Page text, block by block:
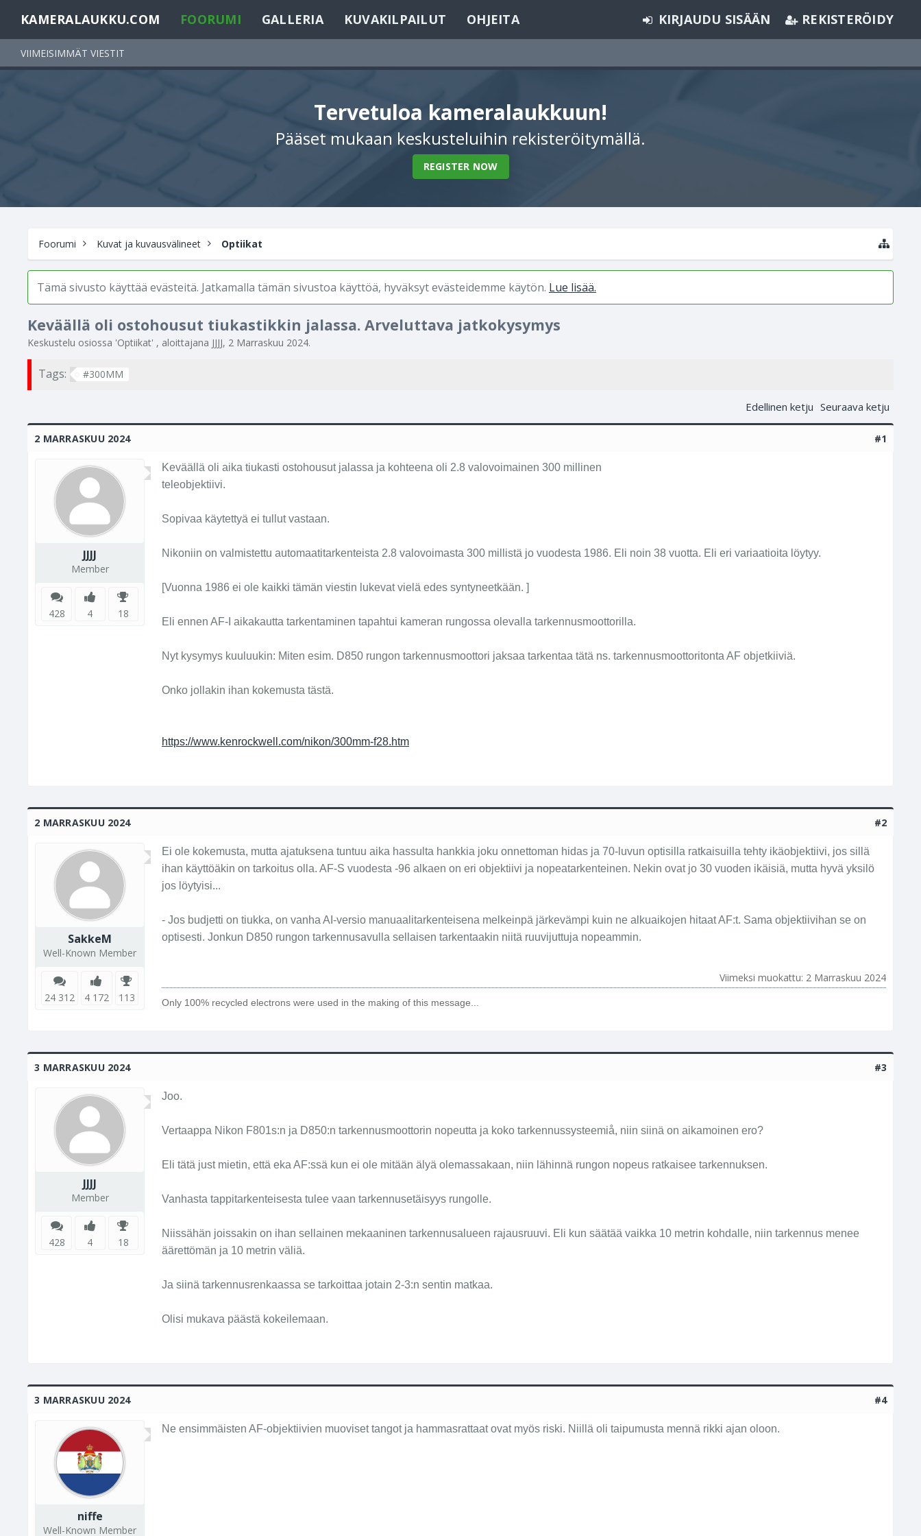
KAMERALAUKKU.COM FOORUMI
VIIMEISIMMÄT VIESTIT
GALLERIA KUVAKILPAILUT OHJEITA KIRJAUDU SISÄÄN REKISTERÖIDY
Tervetuloa kameralaukkuun!
Pääset mukaan keskusteluihin rekisteröitymällä.
REGISTER NOW
Foorumi Kuvat ja kuvausvälineet Optiikat
Tämä sivusto käyttää evästeitä. Jatkamalla tämän sivustoa käyttöä, hyväksyt evästeidemme käytön. Lue lisää.
Keväällä oli ostohousut tiukastikkin jalassa. Arveluttava jatkokysymys
Keskustelu osiossa 'Optiikat' , aloittajana JJJJ, 2 Marraskuu 2024.
Tags: #300MM
Edellinen ketju Seuraava ketju
2 MARRASKUU 2024 #1
JJJJ
Member
428 4 18
Keväällä oli aika tiukasti ostohousut jalassa ja kohteena oli 2.8 valovoimainen 300 millinen
teleobjektiivi.
Sopivaa käytettyä ei tullut vastaan.
Nikoniin on valmistettu automaatitarkenteista 2.8 valovoimasta 300 millistä jo vuodesta 1986. Eli noin 38 vuotta. Eli eri variaatioita löytyy.
[Vuonna 1986 ei ole kaikki tämän viestin lukevat vielä edes syntyneetkään. ]
Eli ennen AF-I aikakautta tarkentaminen tapahtui kameran rungossa olevalla tarkennusmoottorilla.
Nyt kysymys kuuluukin: Miten esim. D850 rungon tarkennusmoottori jaksaa tarkentaa tätä ns. tarkennusmoottoritonta AF objetkiiviä.
Onko jollakin ihan kokemusta tästä.
https://www.kenrockwell.com/nikon/300mm-f28.htm
2 MARRASKUU 2024 #2
SakkeM
Well-Known Member
24 312 4 172 113
Ei ole kokemusta, mutta ajatuksena tuntuu aika hassulta hankkia joku onnettoman hidas ja 70-luvun optisilla ratkaisuilla tehty ikäobjektiivi, jos sillä
ihan käyttöäkin on tarkoitus olla. AF-S vuodesta -96 alkaen on eri objektiivi ja nopeatarkenteinen. Nekin ovat jo 30 vuoden ikäisiä, mutta hyvä yksilö
jos löytyisi...
- Jos budjetti on tiukka, on vanha AI-versio manuaalitarkenteisena melkeinpä järkevämpi kuin ne alkuaikojen hitaat AF:t. Sama objektiivihan se on
optisesti. Jonkun D850 rungon tarkennusavulla sellaisen tarkentaakin niitä ruuvijuttuja nopeammin.
Viimeksi muokattu: 2 Marraskuu 2024
Only 100% recycled electrons were used in the making of this message...
3 MARRASKUU 2024 #3
JJJJ
Member
428 4 18
Joo.
Vertaappa Nikon F801s:n ja D850:n tarkennusmoottorin nopeutta ja koko tarkennussysteemiå, niin siinä on aikamoinen ero?
Eli tätä just mietin, että eka AF:ssä kun ei ole mitään älyä olemassakaan, niin lähinnä rungon nopeus ratkaisee tarkennuksen.
Vanhasta tappitarkenteisesta tulee vaan tarkennusetäisyys rungolle.
Niissähän joissakin on ihan sellainen mekaaninen tarkennusalueen rajausruuvi. Eli kun säätää vaikka 10 metrin kohdalle, niin tarkennus menee
äärettömän ja 10 metrin väliä.
Ja siinä tarkennusrenkaassa se tarkoittaa jotain 2-3:n sentin matkaa.
Olisi mukava päästä kokeilemaan.
3 MARRASKUU 2024 #4
niffe
Well-Known Member
Ne ensimmäisten AF-objektiivien muoviset tangot ja hammasrattaat ovat myös riski. Niillä oli taipumusta mennä rikki ajan oloon.